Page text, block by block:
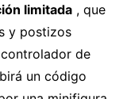
limitada, que
y postizos
de
un código